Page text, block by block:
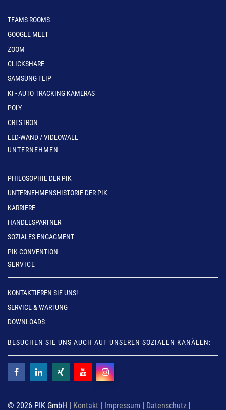
TEAMS ROOMS
GOOGLE MEET
ZOOM
CLICKSHARE
SAMSUNG FLIP
KI - AUTO TRACKING KAMERAS
POLY
CRESTRON
LED-WAND / VIDEOWALL
UNTERNEHMEN
PHILOSOPHIE DER PIK
UNTERNEHMENSHISTORIE DER PIK
KARRIERE
HANDELSPARTNER
SOZIALES ENGAGMENT
PIK CONVENTION
SERVICE
KONTAKTIEREN SIE UNS!
SERVICE & WARTUNG
DOWNLOADS
BESUCHEN SIE UNS AUCH AUF UNSEREN SOZIALEN KANÄLEN:
© 2026 PIK GmbH | Kontakt | Impressum | Datenschutz |